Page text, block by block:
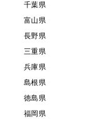
千葉県
富山県
長野県
三重県
兵庫県
島根県
徳島県
福岡県